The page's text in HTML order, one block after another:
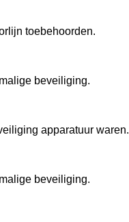
toebehoorden.
beveiliging.
apparatuur waren.
beveiliging.